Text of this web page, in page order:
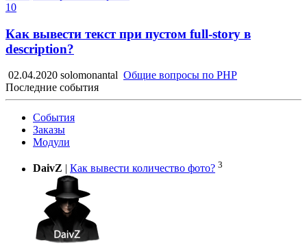
10
Как вывести текст при пустом full-story в
description?
02.04.2020 solomonantal Общие вопросы по PHP
Последние события
События
Заказы
Модули
DaivZ Как вывести количество фото? 3